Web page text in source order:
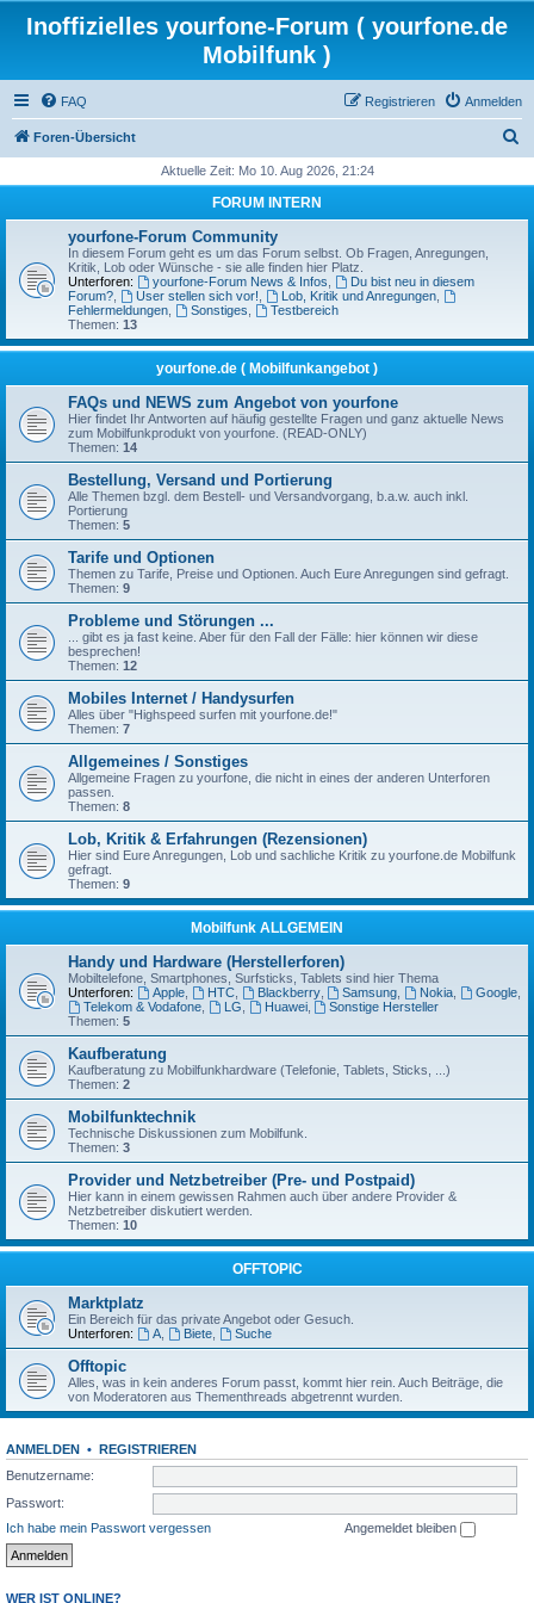
Inoffizielles yourfone-Forum ( yourfone.de
Mobilfunk )
FAQ Anmelden
Registrieren
Foren-Übersicht
h
Aktuelle Zeit: Mo 10. Aug 2026, 21:24
FORUM INTERN
yourfone-Forum Community
In diesem Forum geht es um das Forum selbst. Ob Fragen, Anregungen,
Kritik, Lob oder Wünsche - sie alle finden hier Platz.
Unterforen:
yourfone-Forum News & Infos
Du bist neu in diesem
Forum?
User stellen sich vor! Lob, Kritik und Anregungen,
Fehlermeldungen
Sonstiges
Testbereich
Themen: 13
yourfone.de ( Mobilfunkangebot )
FAQs und NEWS zum Angebot von yourfone
Hier findet Ihr Antworten auf häufig gestellte Fragen und ganz aktuelle News
zum Mobilfunkprodukt von yourfone. (READ-ONLY)
Themen: 14
Bestellung, Versand und Portierung
Alle Themen bzgl. dem Bestell- und Versandvorgang, b.a.w. auch inkl.
Portierung
Themen: 5
Tarife und Optionen
Themen zu Tarife, Preise und Optionen. Auch Eure Anregungen sind gefragt.
Themen: 9
Probleme und Störungen ...
... gibt es ja fast keine. Aber für den Fall der Fälle: hier können wir diese
besprechen!
Themen: 12
Mobiles Internet / Handysurfen
Alles über "Highspeed surfen mit yourfone.de!"
Themen: 7
Allgemeines / Sonstiges
Allgemeine Fragen zu yourfone, die nicht in eines der anderen Unterforen
passen.
Themen: 8
Lob, Kritik & Erfahrungen (Rezensionen)
Hier sind Eure Anregungen, Lob und sachliche Kritik zu yourfone.de Mobilfunk
gefragt.
Themen: 9
Mobilfunk ALLGEMEIN
Handy und Hardware (Herstellerforen)
Mobiltelefone, Smartphones, Surfsticks, Tablets sind hier Thema
Unterforen:
Apple, HTC, Blackberry, Samsung Nokia Google
Telekom & Vodafone, LG Huawei,
Sonstige Hersteller
Themen: 5
Kaufberatung
Kaufberatung zu Mobilfunkhardware (Telefonie, Tablets, Sticks, ...)
Themen: 2
Mobilfunktechnik
Technische Diskussionen zum Mobilfunk.
Themen: 3
Provider und Netzbetreiber (Pre- und Postpaid)
Hier kann in einem gewissen Rahmen auch über andere Provider &
Netzbetreiber diskutiert werden.
Themen: 10
OFFTOPIC
Marktplatz
Ein Bereich für das private Angebot oder Gesuch.
Unterforen:
A, Biete, Suche
Offtopic
Alles, was in kein anderes Forum passt, kommt hier rein. Auch Beiträge, die
von Moderatoren aus Thementhreads abgetrennt wurden.
ANMELDEN • REGISTRIEREN
Benutzername:
Passwort:
Ich habe mein Passwort vergessen
Angemeldet bleiben
WER IST ONLINE?